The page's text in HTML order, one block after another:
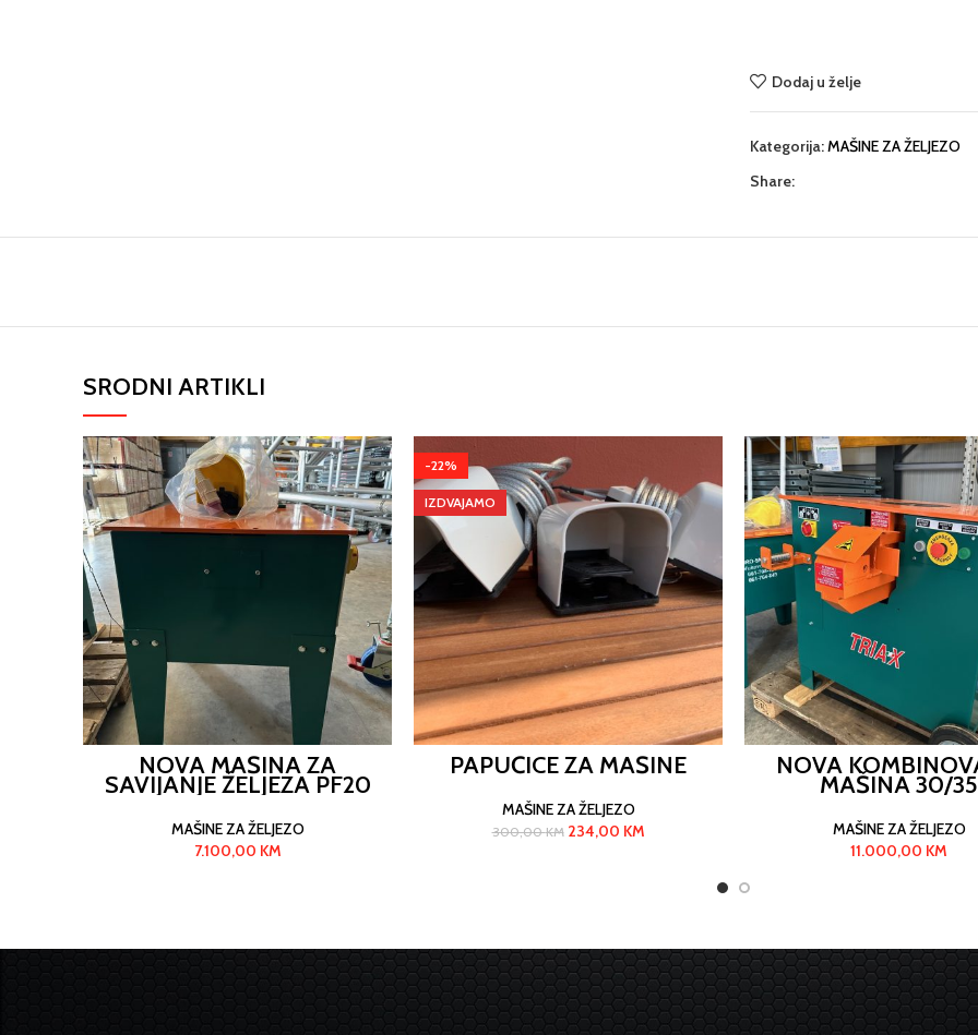
Dodaj u želje
Kategorija:MAŠINE ZA ŽELJEZO
Share:
SRODNI ARTIKLI
NOVA MAŠINA ZA
SAVIJANJE ŽELJEZA PF20
MAŠINE ZA ŽELJEZO
7.100,00 KM
-22%
IZDVAJAMO
PAPUČICE ZA MAŠINE
MAŠINE ZA ŽELJEZO
300,00KM 234,00 KM
NOVA
MAŠINA 30/35
MAŠINE ZA ŽELJEZO
11.000,00 KM